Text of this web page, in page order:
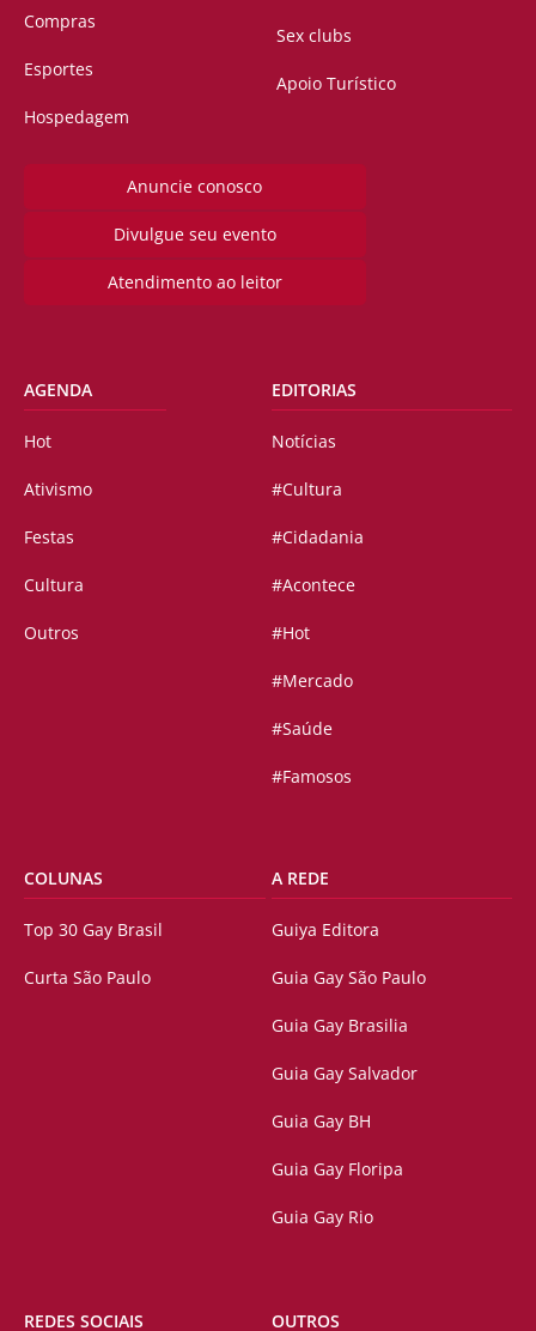
Compras
Esportes
Hospedagem
Sex clubs
Apoio Turístico
Anuncie conosco
Divulgue seu evento
Atendimento ao leitor
AGENDA
Hot
Ativismo
Festas
Cultura
Outros
EDITORIAS
Notícias
#Cultura
#Cidadania
#Acontece
#Hot
#Mercado
#Saúde
#Famosos
COLUNAS
Top 30 Gay Brasil
Curta São Paulo
A REDE
Guiya Editora
Guia Gay São Paulo
Guia Gay Brasilia
Guia Gay Salvador
Guia Gay BH
Guia Gay Floripa
Guia Gay Rio
REDES SOCIAIS OUTROS